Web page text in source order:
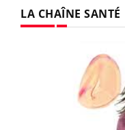
LA CHAÎNE SANTÉ